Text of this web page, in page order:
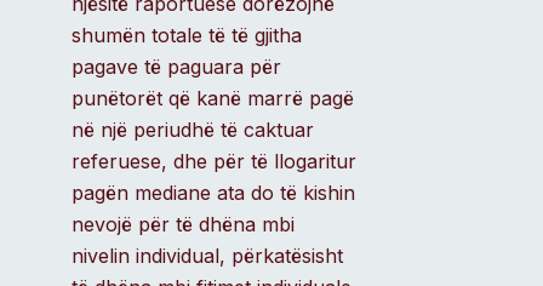
shumën totale të të gjitha
pagave të paguara për
punëtorët që kanë marrë pagë
në një periudhë të caktuar
referuese, dhe për të llogaritur
pagën mediane ata do të kishin
nevojë për të dhëna mbi
nivelin individual, përkatësisht